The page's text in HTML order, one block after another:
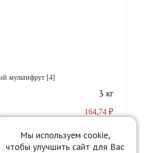
мультифрут [4]
3 кг
164,74 ₽
Подробнее
Мы используем cookie,
чтобы улучшить сайт для Вас